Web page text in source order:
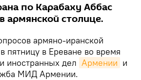
по Карабаху Аббас
армянской столице.
армяно-иранской
пятницу в Ереване во время
иностранных дел Армении и
МИД Армении.